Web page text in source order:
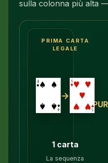
sulla colonna più alta
PRIMA CARTA
LEGALE
→
1 carta
La sequenza